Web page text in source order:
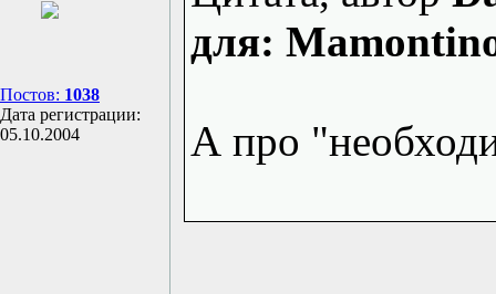
Постов: 1038
Дата регистрации:
05.10.2004
для:
А про